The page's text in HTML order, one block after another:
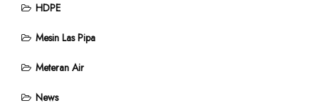
HDPE
Mesin Las Pipa
Meteran Air
News